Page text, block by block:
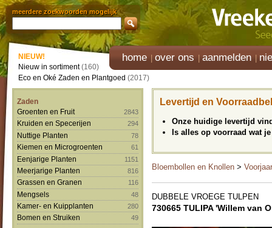
meerdere zoekwoorden mogelijk
home over ons aanmelden
NIEUW!
Nieuw in sortiment(160)
Eco en Oké Zaden en Plantgoed (2017)
Zaden
Groenten en Fruit
2843
Kruiden en Specerijen 294
Nuttige Planten 78
Kiemen en Microgroenten 61
Eenjarige Planten 1151
Meerjarige Planten 816
Grassen en Granen 116
Mengsels 48
Kamer- en Kuipplanten 280
Bomen en Struiken 49
Levertijd en
Onze huidige levertijd
Is alles op voorraad wat
Bloembollen en Knollen >
DUBBELE VROEGE TULPEN
730665 TULIPA 'Willem van